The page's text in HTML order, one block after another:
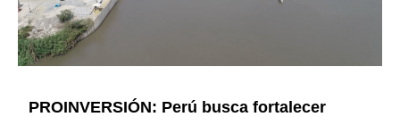
PROINVERSIÓN: Perú busca fortalecer